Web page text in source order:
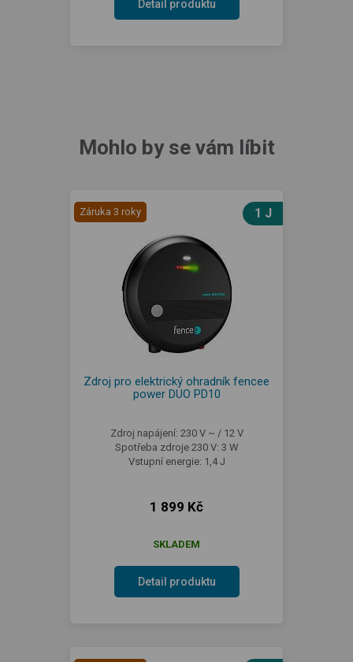
Detail produktu
Mohlo by se vám líbit
Záruka 3 roky 1 J
Zdroj pro elektrický ohradník fencee
power DUO PD10
Zdroj napájení: 230 V ~ / 12 V
Spotřeba zdroje 230 V: 3 W
Vstupní energie: 1,4 J
1 899 Kč
SKLADEM
Detail produktu